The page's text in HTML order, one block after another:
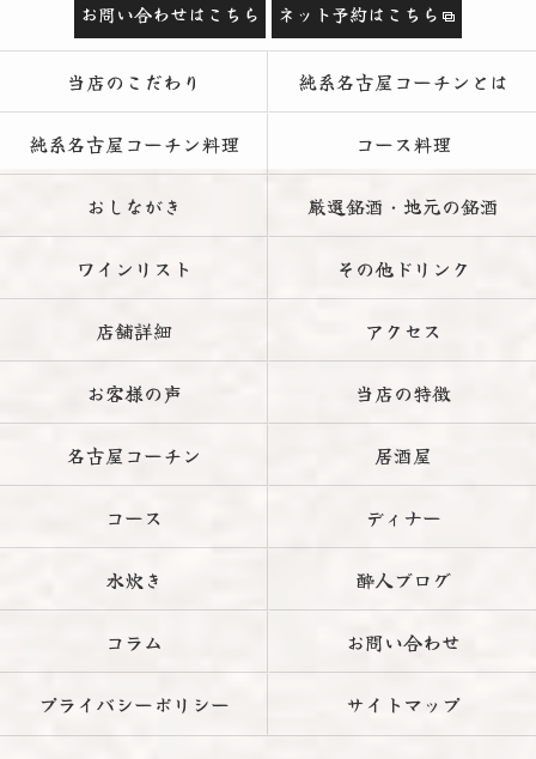
お問い合わせはこちら ネット予約はこちら
当店のこだわり 純系名古屋コーチンとは
純系名古屋コーチン料理 コース料理
おしながき 厳選銘酒・地元の銘酒
ワインリスト その他ドリンク
店舗詳細 アクセス
お客様の声 当店の特徴
名古屋コーチン 居酒屋
コース ディナー
水炊き 酔人ブログ
コラム お問い合わせ
プライバシーポリシー サイトマップ